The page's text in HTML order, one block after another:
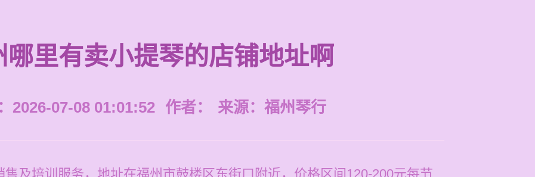
哪里有卖小提琴的店铺地址啊
2026-07-08 01:01:52 作者： 来源： 福州琴行
及培训服务，地址在福州市鼓楼区东街口附近，价格区间120-200元每节